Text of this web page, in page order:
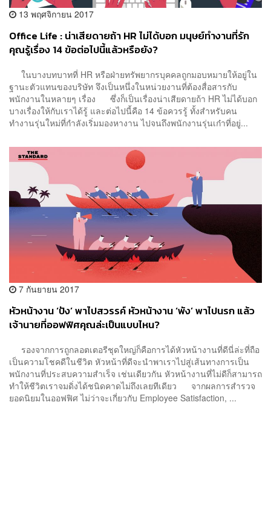
13 พฤศจิกายน 2017
Office Life : น่าเสียดายถ้า HR ไม่ได้บอก มนุษย์ทำงานที่รัก
คุณรู้เรื่อง 14 ข้อต่อไปนี้แล้วหรือยัง?
ในบางบทบาทที่ HR หรือฝ่ายทรัพยากรบุคคลถูกมอบหมายให้อยู่ใน
ฐานะตัวแทนของบริษัท จึงเป็นหนึ่งในหน่วยงานที่ต้องสื่อสารกับ
พนักงานในหลายๆ เรื่อง ซึ่งก็เป็นเรื่องน่าเสียดายถ้า HR ไม่ได้บอก
บางเรื่องให้กับเราได้รู้ และต่อไปนี้คือ 14 ข้อควรรู้ ทั้งสำหรับคน
ทำงานรุ่นใหม่ที่กำลังเริ่มมองหางาน ไปจนถึงพนักงานรุ่นเก๋าที่อยู่...
7 กันยายน 2017
หัวหน้างาน ‘ปัง’ พาไปสวรรค์ หัวหน้างาน ‘พัง’ พาไปนรก แล้ว
เจ้านายที่ออฟฟิศคุณล่ะเป็นแบบไหน?
รองจากการถูกลอตเตอรีชุดใหญ่ก็คือการได้หัวหน้างานที่ดีนี่ล่ะที่ถือ
เป็นความโชคดีในชีวิต หัวหน้าที่ดีจะนำพาเราไปสู่เส้นทางการเป็น
พนักงานที่ประสบความสำเร็จ เช่นเดียวกัน หัวหน้างานที่ไม่ดีก็สามารถ
ทำให้ชีวิตเราจมดิ่งได้ชนิดคาดไม่ถึงเลยทีเดียว จากผลการสำรวจ
ยอดนิยมในออฟฟิศ ไม่ว่าจะเกี่ยวกับ Employee Satisfaction, ...